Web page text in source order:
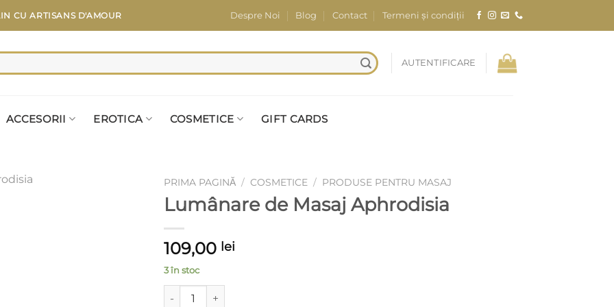
CUARTISANS D'AMOUR Despre Noi Blog Contact Termeni și condiții
AUTENTIFICARE
ACCESORII EROTICA COSMETICE GIFT CARDS
PRIMA PAGINĂ / COSMETICE / PRODUSE PENTRU MASAJ
Lumânare de Masaj Aphrodisia
109,00 lei
3 în stoc
Cantitate Lumânare de Masaj Aphrodisia